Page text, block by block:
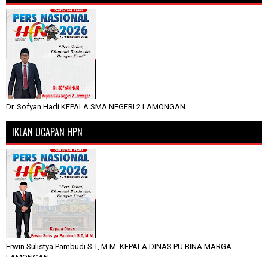
Dr. Sofyan Hadi KEPALA SMA NEGERI 2 LAMONGAN
IKLAN UCAPAN HPN
Erwin Sulistya Pambudi S.T, M.M. KEPALA DINAS PU BINA MARGA